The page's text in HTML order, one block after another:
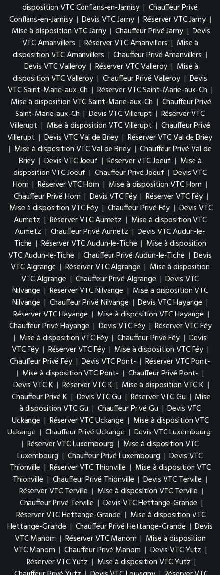
disposition VTC Conflans-en-Jarnisy | Chauffeur Privé
Conflans-en-Jarnisy | Devis VTC Jarny | Réserver VTC Jarny |
Mise à disposition VTC Jarny | Chauffeur Privé Jarny | Devis
VTC Amanvillers | Réserver VTC Amanvillers | Mise à
disposition VTC Amanvillers | Chauffeur Privé Amanvillers |
Devis VTC Valleroy | Réserver VTC Valleroy | Mise à
disposition VTC Valleroy | Chauffeur Privé Valleroy | Devis
VTC Saint-Marie-aux-Ch | Réserver VTC Saint-Marie-aux-Ch |
Mise à disposition VTC Saint-Marie-aux-Ch | Chauffeur Privé
Saint-Marie-aux-Ch | Devis VTC Villerupt | Réserver VTC
Villerupt | Mise à disposition VTC Villerupt | Chauffeur Privé
Villerupt | Devis VTC Val de Briey | Réserver VTC Val de Briey
| Mise à disposition VTC Val de Briey | Chauffeur Privé Val de
Briey | Devis VTC Joeuf | Réserver VTC Joeuf | Mise à
disposition VTC Joeuf | Chauffeur Privé Joeuf | Devis VTC
Hom | Réserver VTC Hom | Mise à disposition VTC Hom |
Chauffeur Privé Hom | Devis VTC Féy | Réserver VTC Féy |
Mise à disposition VTC Féy | Chauffeur Privé Féy | Devis VTC
Aumetz | Réserver VTC Aumetz | Mise à disposition VTC
Aumetz | Chauffeur Privé Aumetz | Devis VTC Audun-le-
Tiche | Réserver VTC Audun-le-Tiche | Mise à disposition
VTC Audun-le-Tiche | Chauffeur Privé Audun-le-Tiche | Devis
VTC Algrange | Réserver VTC Algrange | Mise à disposition
VTC Algrange | Chauffeur Privé Algrange | Devis VTC
Nilvange | Réserver VTC Nilvange | Mise à disposition VTC
Nilvange | Chauffeur Privé Nilvange | Devis VTC Hayange |
Réserver VTC Hayange | Mise à disposition VTC Hayange |
Chauffeur Privé Hayange | Devis VTC Féy | Réserver VTC Féy
| Mise à disposition VTC Féy | Chauffeur Privé Féy | Devis
VTC Féy | Réserver VTC Féy | Mise à disposition VTC Féy |
Chauffeur Privé Féy | Devis VTC Pont- | Réserver VTC Pont-
| Mise à disposition VTC Pont- | Chauffeur Privé Pont- |
Devis VTC K | Réserver VTC K | Mise à disposition VTC K |
Chauffeur Privé K | Devis VTC Gu | Réserver VTC Gu | Mise
à disposition VTC Gu | Chauffeur Privé Gu | Devis VTC
Uckange | Réserver VTC Uckange | Mise à disposition VTC
Uckange | Chauffeur Privé Uckange | Devis VTC Luxembourg
| Réserver VTC Luxembourg | Mise à disposition VTC
Luxembourg | Chauffeur Privé Luxembourg | Devis VTC
Thionville | Réserver VTC Thionville | Mise à disposition VTC
Thionville | Chauffeur Privé Thionville | Devis VTC Terville |
Réserver VTC Terville | Mise à disposition VTC Terville |
Chauffeur Privé Terville | Devis VTC Hettange-Grande |
Réserver VTC Hettange-Grande | Mise à disposition VTC
Hettange-Grande | Chauffeur Privé Hettange-Grande | Devis
VTC Manom | Réserver VTC Manom | Mise à disposition
VTC Manom | Chauffeur Privé Manom | Devis VTC Yutz |
Réserver VTC Yutz | Mise à disposition VTC Yutz |